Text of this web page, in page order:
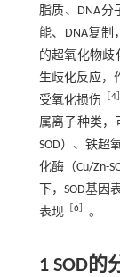
脂质、DNA
能、DNA复
的超氧化物歧
生歧化反应，
受氧化损伤
4
属离子种类，
SOD）、铁超
化酶（Cu/Zn-
下，SOD基
表现
6］ 。
1 SOD的